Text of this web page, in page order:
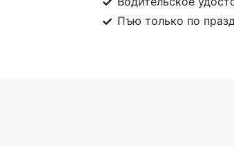
Пъю только по